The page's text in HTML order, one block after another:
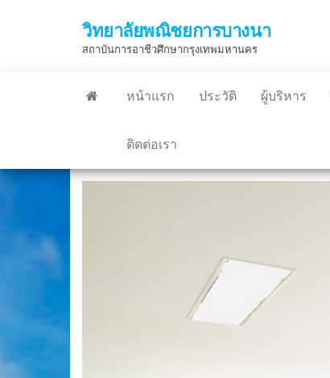
วิทยาลัยพณิชยการบางนา
สถาบันการอาชีวศึกษากรุงเทพมหานคร
หน้าแรก ประวัติ ผู้บริหาร
ติดต่อเรา